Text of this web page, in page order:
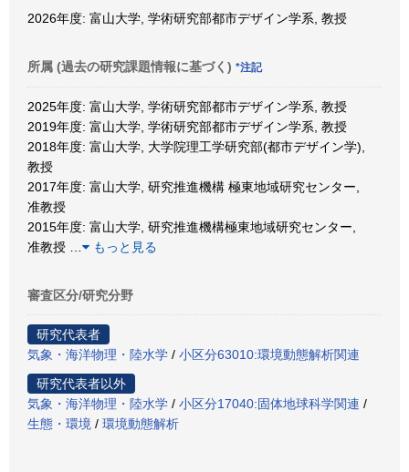
2026年度: 富山大学, 学術研究部都市デザイン学系, 教授
所属 (過去の研究課題情報に基づく) *注記
2025年度: 富山大学, 学術研究部都市デザイン学系, 教授
2019年度: 富山大学, 学術研究部都市デザイン学系, 教授
2018年度: 富山大学, 大学院理工学研究部(都市デザイン学),
教授
2017年度: 富山大学, 研究推進機構 極東地域研究センター,
准教授
2015年度: 富山大学, 研究推進機構極東地域研究センター,
准教授
もっと見る
審査区分/研究分野
研究代表者
気象・海洋物理・陸水学 / 小区分63010:環境動態解析関連
研究代表者以外
気象・海洋物理・陸水学 / 小区分17040:固体地球科学関連 /
生態・環境 / 環境動態解析